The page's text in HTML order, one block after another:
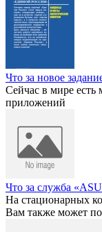
Что за новое
Сейчас в мире
приложений
Что за служба
На стационарных
Вам также может